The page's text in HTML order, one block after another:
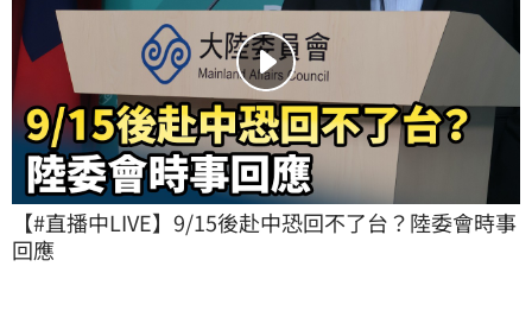
【#直播中LIVE】9/15後赴中恐回不了台？陸委會時事
回應